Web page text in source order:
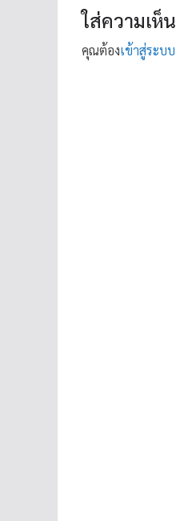
ใส่ความเห็น
คุณต้องเข้าสู่ระบบ